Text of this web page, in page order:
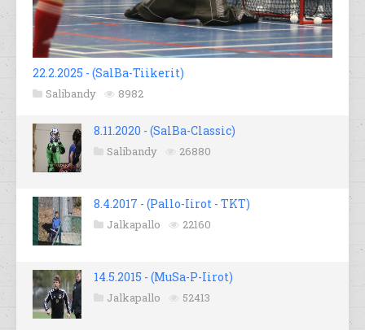
22.2.2025 - (SalBa-Tiikerit)
Salibandy 8982
8.11.2020 - (SalBa-Classic)
Salibandy 26880
8.4.2017 - (Pallo-Iirot - TKT)
Jalkapallo 22160
14.5.2015 - (MuSa-P-Iirot)
Jalkapallo 52413